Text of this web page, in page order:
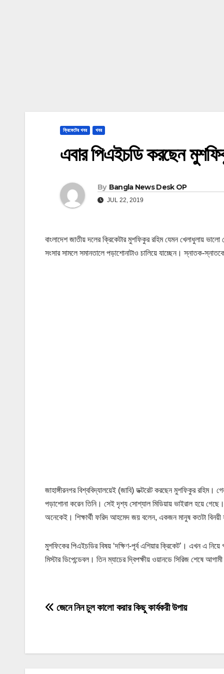
ক্রিকেটের খবর খবর
এবার পিএইচডি করছেন
By Bangla News Desk OP
JUL 22, 2019
বাংলাদেশ জাতীয় দলের ক্রিকেটার মুশফিকুর রহিম যেমন খেলাধুলায়
সংসার সামলে সমানতালে পড়াশোনাটাও চালিয়ে যাচ্ছেন। স্নাতক-
জাহাঙ্গীরনগর বিশ্ববিদ্যালয়েই (জাবি) ডক্টরেট করছেন মুশফিকুর রহিম।
পড়াশোনা করেন তিনি। সেই দৃশ্য সোশ্যাল মিডিয়ায় ভাইরাল হয়ে
অনেকেই। শিক্ষার্থী ফরিদ আহমেদ জয় বলেন, একজন মানুষ কতটা
মুশফিকের পিএইচডির বিষয় ‘দক্ষিণ-পূর্ব এশিয়ার ক্রিকেট’। এখন এ
মিস্টার ডিপেন্ডেবল। তিন ম্যাচের দ্বিপক্ষীয় ওয়ানডে সিরিজ শেষে
P
s
জেনে নিন চুল কালো করার কিছু কার্যকরী উপায়